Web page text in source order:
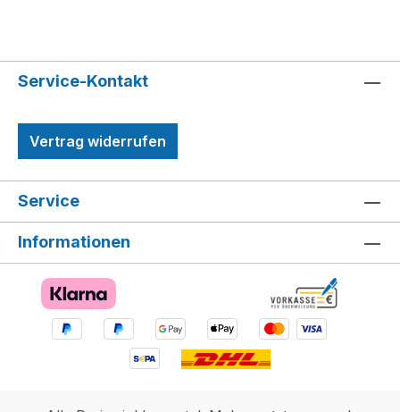
Service-Kontakt
Vertrag widerrufen
Service
Informationen